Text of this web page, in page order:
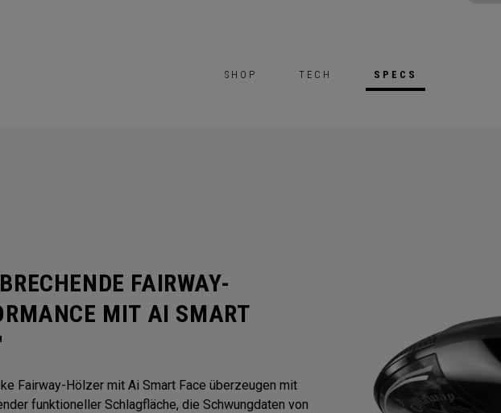
SHOP TECH SPECS
FAIRWAY-
MIT AI SMART
Fairway-Hölzer mit Ai Smart Face überzeugen mit
funktioneller Schlagfläche, die Schwungdaten von